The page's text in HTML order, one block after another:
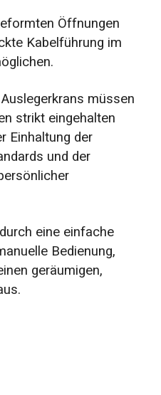
Öffnungen
Kabelführung im
müssen
strikt eingehalten
Einhaltung der
und der
eine einfache
Bedienung,
geräumigen,